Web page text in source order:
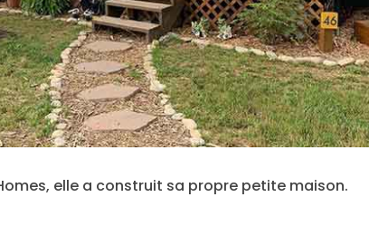
elle a construit sa propre petite maison.